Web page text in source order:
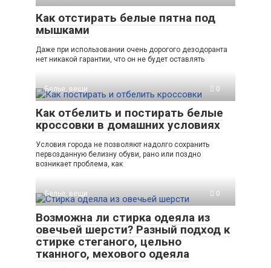
Как отстирать белые пятна под
мышками
Даже при использовании очень дорогого дезодоранта
нет никакой гарантии, что он не будет оставлять
Белье, вещи 0
Как отбелить и постирать белые
кроссовки в домашних условиях
Условия города не позволяют надолго сохранить
первозданную белизну обуви, рано или поздно
возникает проблема, как
Белье, вещи 0
Возможна ли стирка одеяла из
овечьей шерсти? Разный подход к
стирке стеганого, цельно
тканного, мехового одеяла